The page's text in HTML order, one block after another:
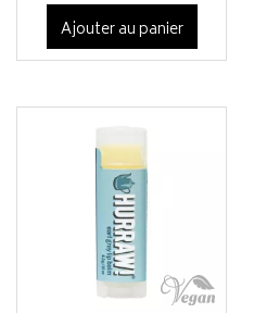
Ajouter au panier